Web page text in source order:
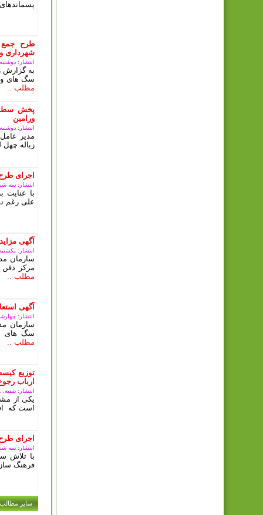
طرح جمع
شهرداری
انتشار: دوشنبه, 10 دی
به گزارش
سگ های
مطلب ..
پخش
ورامین
انتشار: دوشنبه, 10 دی
مدیر
زباله
اجرای
انتشار: سه شنبه, 08
با
علی رغم
آگهی
انتشار: یکشنبه, 09 ارديبهشت
سازمان
مرکز
مطلب ..
آگهی
انتشار: چهارشنبه, 15
سازمان
سگ های
مطلب ..
توزیع
ارباب
انتشار: شنبه, 11 آذر 1402
یکی از
است که
اجرای
انتشار: سه شنبه, 07
با تلاش
فرهنگ
سایر